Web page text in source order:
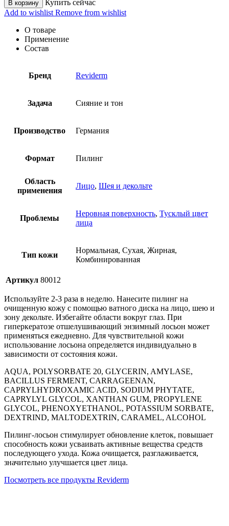
В корзину
Купить сейчас
Add to wishlist Remove from wishlist
О товаре
Применение
Состав
Бренд Reviderm
Задача Сияние и тон
Производство Германия
Формат Пилинг
Область
применения
Лицо, Шея и декольте
Проблемы
Неровная поверхность, Тусклый цвет
лица
Тип кожи
Нормальная, Сухая, Жирная,
Комбинированная
Артикул 80012
Используйте 2-3 раза в неделю. Нанесите пилинг на
очищенную кожу с помощью ватного диска на лицо, шею и
зону декольте. Избегайте области вокруг глаз. При
гиперкератозе отшелушивающий энзимный лосьон может
применяться ежедневно. Для чувствительной кожи
использование лосьона определяется индивидуально в
зависимости от состояния кожи.
AQUA, POLYSORBATE 20, GLYCERIN, AMYLASE,
BACILLUS FERMENT, CARRAGEENAN,
CAPRYLHYDROXAMIC ACID, SODIUM PHYTATE,
CAPRYLYL GLYCOL, XANTHAN GUM, PROPYLENE
GLYCOL, PHENOXYETHANOL, POTASSIUM SORBATE,
DEXTRIND, MALTODEXTRIN, CARAMEL, ALCOHOL
Пилинг-лосьон стимулирует обновление клеток, повышает
способность кожи усваивать активные вещества средств
последующего ухода. Кожа очищается, разглаживается,
значительно улучшается цвет лица.
Посмотреть все продукты Reviderm